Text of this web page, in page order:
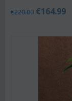
€220.00 €164.99